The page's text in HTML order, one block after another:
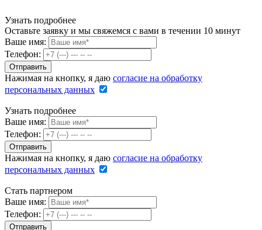
Узнать подробнее
Оставьте заявку и мы свяжемся с вами в течении 10 минут
Ваше имя:
Телефон:
Нажимая на кнопку, я даю согласие на обработку
персональных данных
Узнать подробнее
Ваше имя:
Телефон:
Нажимая на кнопку, я даю согласие на обработку
персональных данных
Стать партнером
Ваше имя:
Телефон: